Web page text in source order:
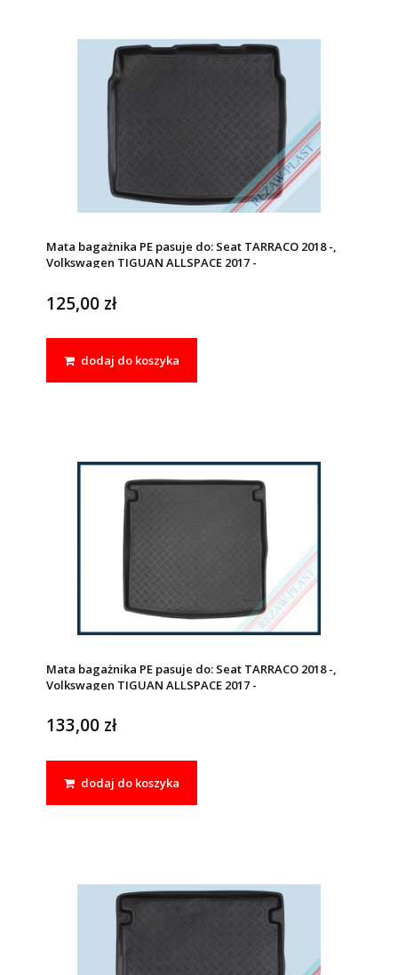
Mata bagażnika PE pasuje do: Seat TARRACO 2018 -,
Volkswagen TIGUAN ALLSPACE 2017 -
125,00 zł
dodaj do koszyka
Mata bagażnika PE pasuje do: Seat TARRACO 2018 -,
Volkswagen TIGUAN ALLSPACE 2017 -
133,00 zł
dodaj do koszyka